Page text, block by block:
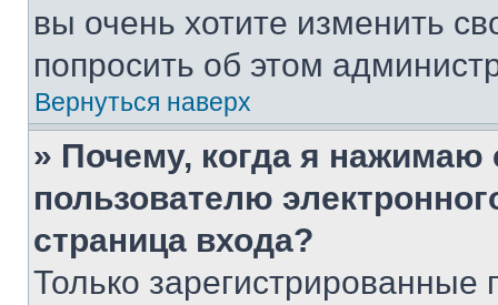
вы очень хотите изменить
попросить об этом
Вернуться наверх
» Почему, когда я нажимаю
пользователю
страница входа?
Только зарегистрированные